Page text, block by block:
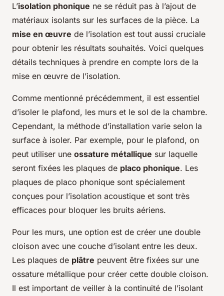
L’isolation phonique ne se réduit pas à l’ajout de
matériaux isolants sur les surfaces de la pièce. La
mise en œuvre de l’isolation est tout aussi cruciale
pour obtenir les résultats souhaités. Voici quelques
détails techniques à prendre en compte lors de la
mise en œuvre de l’isolation.
Comme mentionné précédemment, il est essentiel
d’isoler le plafond, les murs et le sol de la chambre.
Cependant, la méthode d’installation varie selon la
surface à isoler. Par exemple, pour le plafond, on
peut utiliser une ossature métallique sur laquelle
seront fixées les plaques de placo phonique. Les
plaques de placo phonique sont spécialement
conçues pour l’isolation acoustique et sont très
efficaces pour bloquer les bruits aériens.
Pour les murs, une option est de créer une double
cloison avec une couche d’isolant entre les deux.
Les plaques de plâtre peuvent être fixées sur une
ossature métallique pour créer cette double cloison.
Il est important de veiller à la continuité de l’isolant